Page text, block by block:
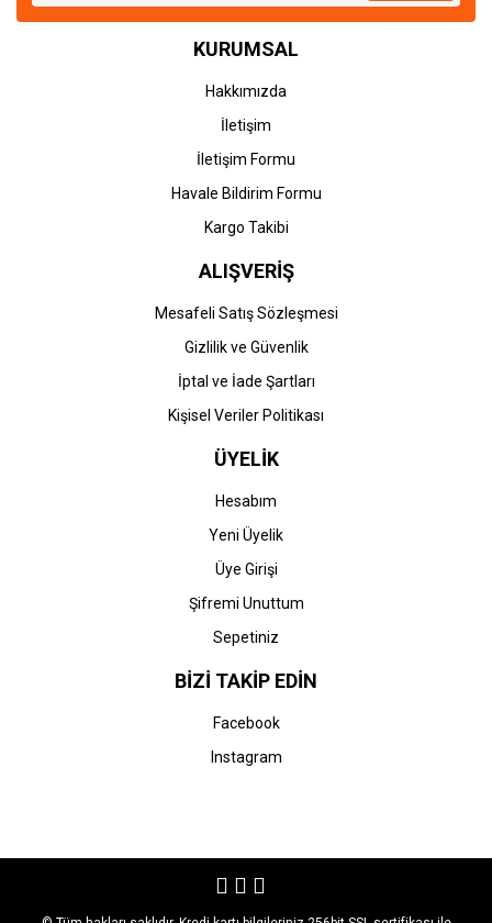
KURUMSAL
Hakkımızda
İletişim
İletişim Formu
Havale Bildirim Formu
Kargo Takibi
ALIŞVERİŞ
Mesafeli Satış Sözleşmesi
Gizlilik ve Güvenlik
İptal ve İade Şartları
Kişisel Veriler Politikası
ÜYELİK
Hesabım
Yeni Üyelik
Üye Girişi
Şifremi Unuttum
Sepetiniz
BİZİ TAKİP EDİN
Facebook
Instagram